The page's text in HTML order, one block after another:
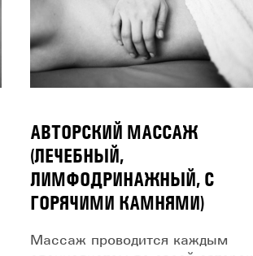
АВТОРСКИЙ МАССАЖ
(ЛЕЧЕБНЫЙ,
ЛИМФОДРИНАЖНЫЙ, С
ГОРЯЧИМИ КАМНЯМИ)
Массаж проводится каждым